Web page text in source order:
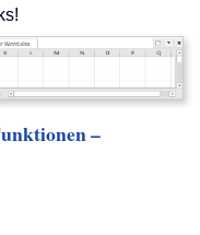
–